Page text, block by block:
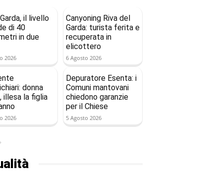
il livello
di 40
in due
2026
Canyoning Riva del
Garda: turista ferita e
recuperata in
elicottero
6 Agosto 2026
donna
illesa la figlia
2026
Depuratore Esenta: i
Comuni mantovani
chiedono garanzie
per il Chiese
5 Agosto 2026